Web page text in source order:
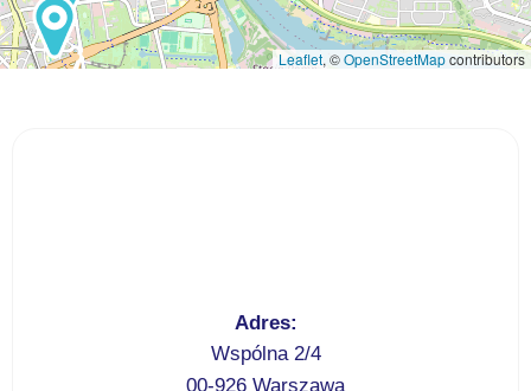
Leaflet, ©OpenStreetMapcontributors
Adres:
Wspólna 2/4
00-926 Warszawa